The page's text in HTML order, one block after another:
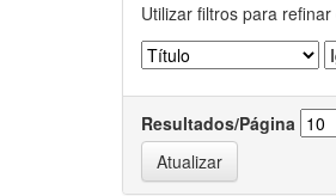
Utilizar filtros para
Resultados/Página